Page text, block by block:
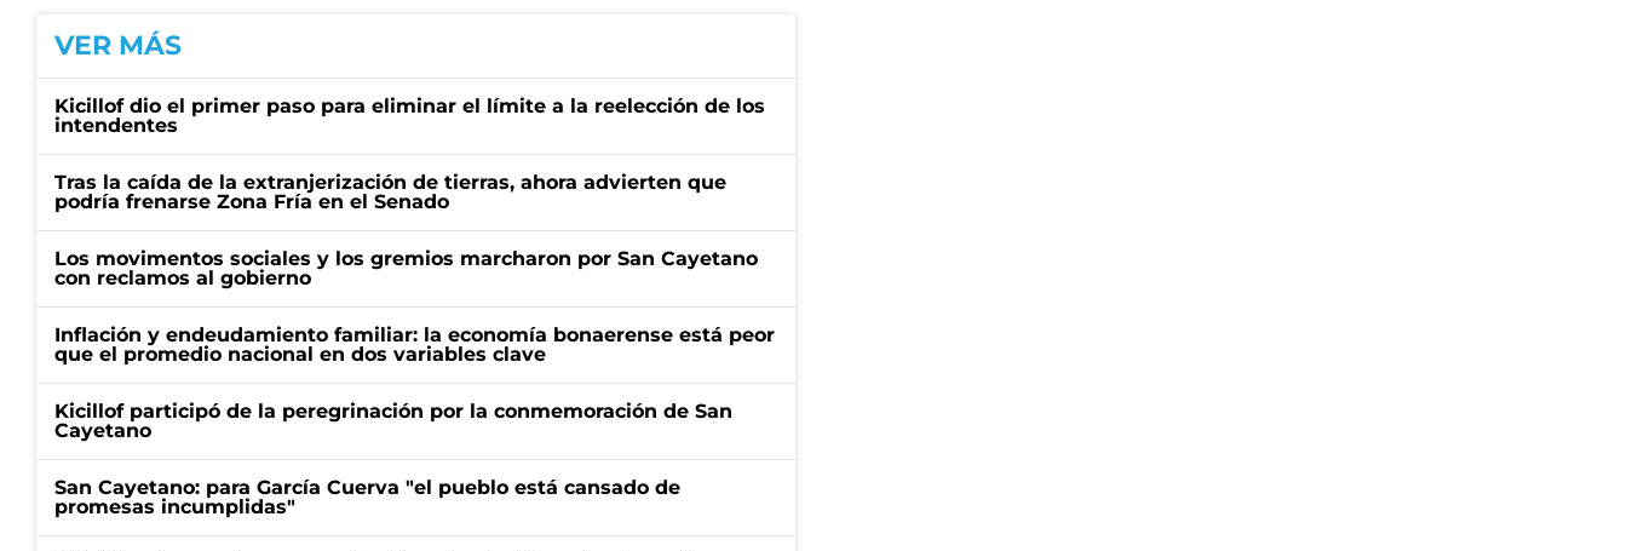
VER MÁS
Kicillof dio el primer paso para eliminar el límite a la reelección de los
intendentes
Tras la caída de la extranjerización de tierras, ahora advierten que
podría frenarse Zona Fría en el Senado
Los movimentos sociales y los gremios marcharon por San Cayetano
con reclamos al gobierno
Inflación y endeudamiento familiar: la economía bonaerense está peor
que el promedio nacional en dos variables clave
Kicillof participó de la peregrinación por la conmemoración de San
Cayetano
San Cayetano: para García Cuerva "el pueblo está cansado de
promesas incumplidas"